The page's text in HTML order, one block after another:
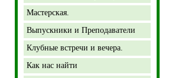
Мастерская.
Выпускники и Преподаватели
Клубные встречи и вечера.
Как нас найти